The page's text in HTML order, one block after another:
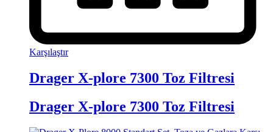
Karşılaştır
Drager X-plore 7300 Toz Filtresi
Drager X-plore 7300 Toz Filtresi